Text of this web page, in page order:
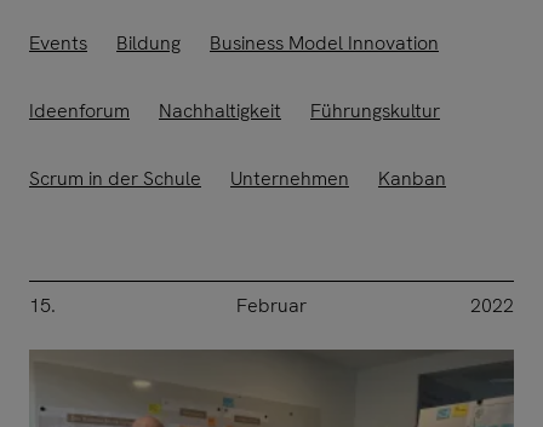
Events Bildung Business Model Innovation
Ideenforum Nachhaltigkeit Führungskultur
Scrum in der Schule Unternehmen Kanban
15. Februar 2022